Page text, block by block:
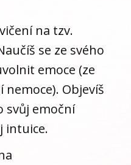
na tzv.
se ze svého
emoce (ze
nemoce). Objevíš
svůj emoční
intuice.